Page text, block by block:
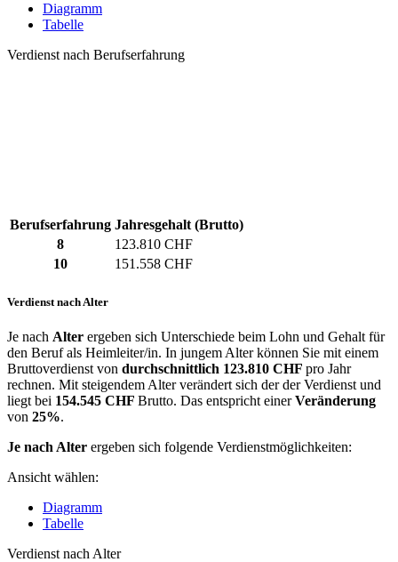
Diagramm
Tabelle
Verdienst nach Berufserfahrung
Berufserfahrung Jahresgehalt (Brutto)
8
123.810 CHF
10
151.558 CHF
Verdienst nach Alter
Je nach Alter ergeben sich Unterschiede beim Lohn und Gehalt für
den Beruf als Heimleiter/in. In jungem Alter können Sie mit einem
Bruttoverdienst von durchschnittlich 123.810 CHF pro Jahr
rechnen. Mit steigendem Alter verändert sich der der Verdienst und
liegt bei 154.545 CHF Brutto. Das entspricht einerVeränderung
von 25%.
Je nach Alter ergeben sich folgende Verdienstmöglichkeiten:
Ansicht wählen:
Diagramm
Tabelle
Verdienst nach Alter